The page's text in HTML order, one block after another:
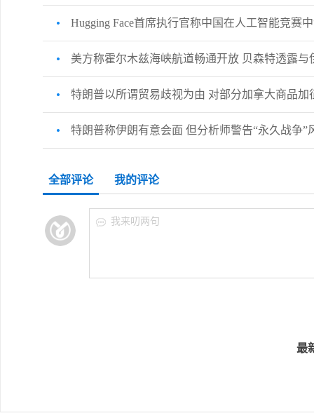
Hugging Face首席执行官称中国在人工智能竞赛
美方称霍尔木兹海峡航道畅通开放 贝森特透露与
特朗普以所谓贸易歧视为由 对部分加拿大商品加
特朗普称伊朗有意会面 但分析师警告“永久战争”
全部评论 我的评论
我来叨两句
最